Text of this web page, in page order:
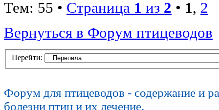
Тем: 55 • Страница 1 из 2 • 1, 2
Вернуться в Форум птицеводов
Перейти:
Форум для птицеводов - содержание и
болезни птиц и их лечение,